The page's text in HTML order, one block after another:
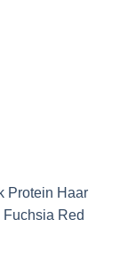
Protein Haar
Red